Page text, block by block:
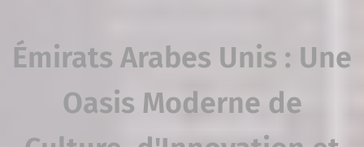
Émirats Arabes Unis : Une
Oasis Moderne de